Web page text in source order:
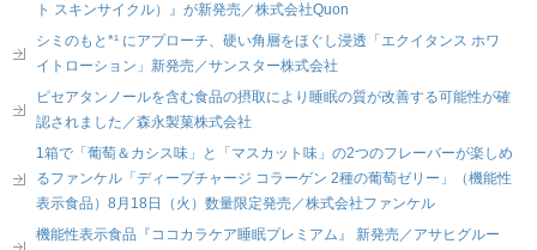
ト スキンサイクル）』が新発売／株式会社Quon
シミのもと*¹ にアプローチ、硬い角層をほぐし浸透「エクイタンス ホワ
イトローション」新発売／サンスター株式会社
ピセアタンノールを含む食品の摂取により睡眠の質が改善する可能性が確
認されました／森永製菓株式会社
1箱で「葡萄＆カシス味」と「マスカット味」の2つのフレーバーが楽しめ
るファンケル「ディープチャージ コラーゲン 2種の葡萄ゼリー」（機能性
表示食品）8月18日（火）数量限定発売／株式会社ファンケル
機能性表示食品『ココカラケア睡眠プレミアム』 新発売／アサヒグルー